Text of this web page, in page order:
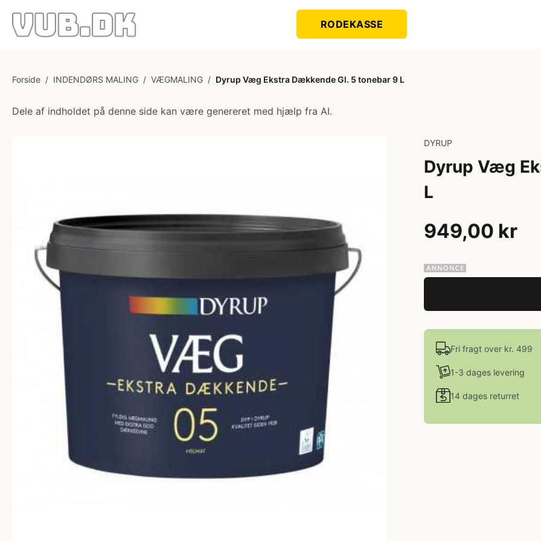
RODEKASSE
Forside / INDENDØRS MALING / VÆGMALING / Dyrup Væg Ekstra Dækkende Gl. 5 tonebar 9 L
Dele af indholdet på denne side kan være genereret med hjælp fra AI.
DYRUP
Dyrup Væg
L
949,00 kr
Fri fragt over kr. 499
1-3 dages levering
14 dages returret